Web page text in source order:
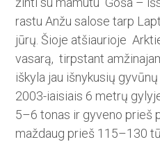
rastu Anžu sa­lose tarp
jūrų. Šioje atšiaurioje
vasarą, tirpstant
iškyla jau išnykusių gyvūnų
2003-iaisiais 6 metrų
5–6 tonas­ ir gyveno prieš
maždaug prieš 115–130